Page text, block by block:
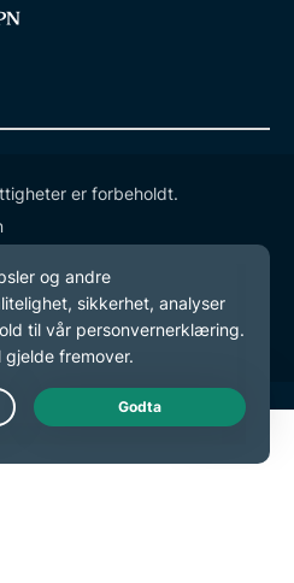
er forbeholdt.
Live Chat